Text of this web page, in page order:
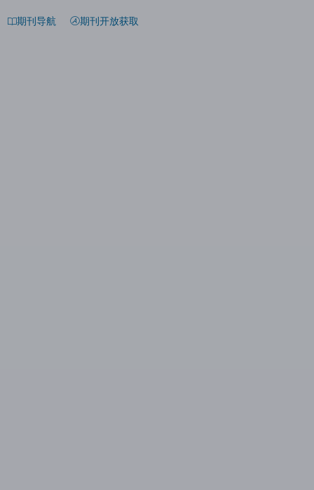
期刊导航 期刊开放获取